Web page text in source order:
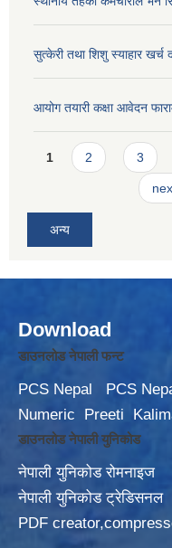
सुत्केरी तथा शिशु स्याहार खर्च
आयोग तयारी कक्षा आवेदन
Pages
1 2 3
अन्य
Download
डाउनलोड नेपाली फन्ट
PCS Nepal PCS
Numeric
Preeti
डाउनलोड नेपाली युनिकोड
नेपाली युनिकोड रोमनाइज
नेपाली युनिकोड ट्रेडिसनल
PDF